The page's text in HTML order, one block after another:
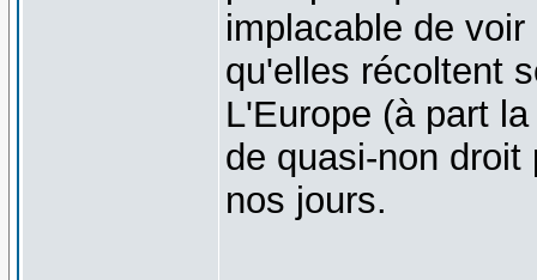
implacable de
qu'elles récoltent
L'Europe (à part
de quasi-non
nos jours.